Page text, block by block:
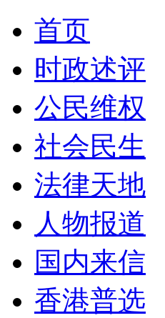
首页
时政述评
公民维权
社会民生
法律天地
人物报道
国内来信
香港普选